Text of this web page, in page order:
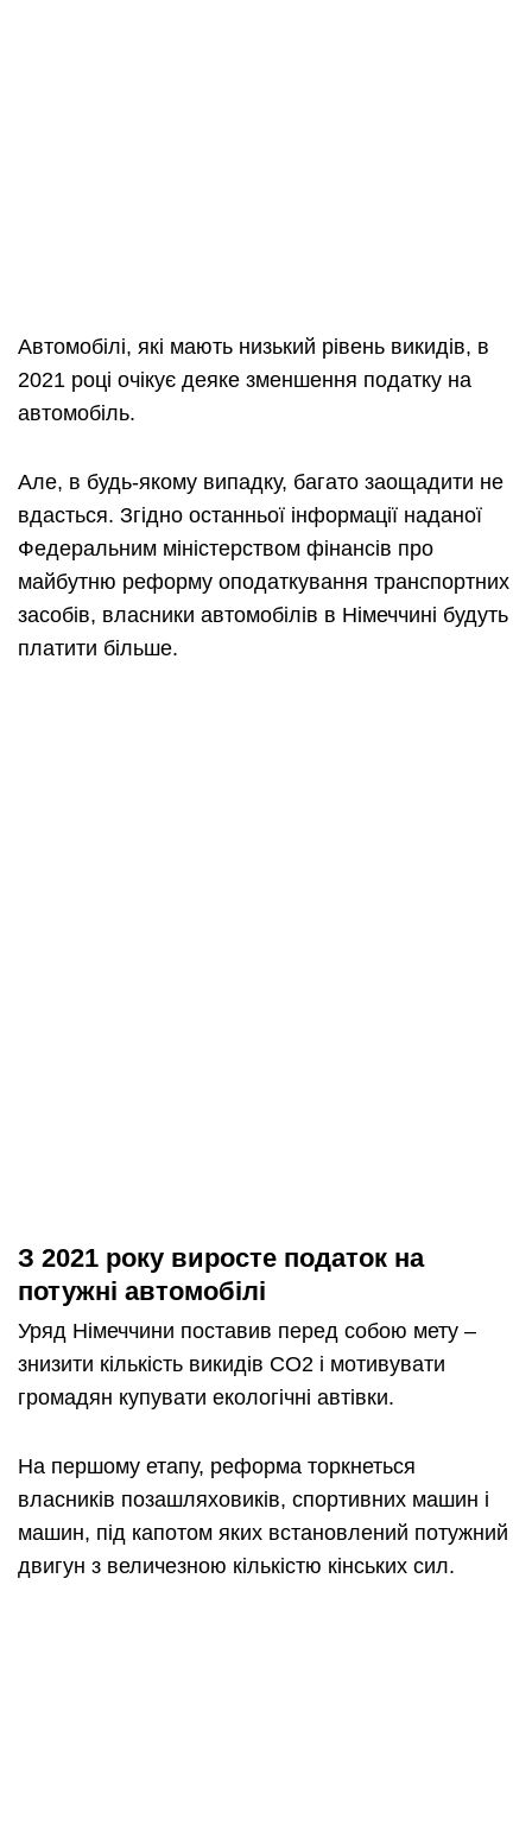
Автомобілі, які мають низький рівень викидів, в
2021 році очікує деяке зменшення податку на
автомобіль.
Але, в будь-якому випадку, багато заощадити не
вдасться. Згідно останньої інформації наданої
Федеральним міністерством фінансів про
майбутню реформу оподаткування транспортних
засобів, власники автомобілів в Німеччині будуть
платити більше.
З 2021 року виросте податок на
потужні автомобілі
Уряд Німеччини поставив перед собою мету –
знизити кількість викидів СО2 і мотивувати
громадян купувати екологічні автівки.
На першому етапу, реформа торкнеться
власників позашляховиків, спортивних машин і
машин, під капотом яких встановлений потужний
двигун з величезною кількістю кінських сил.